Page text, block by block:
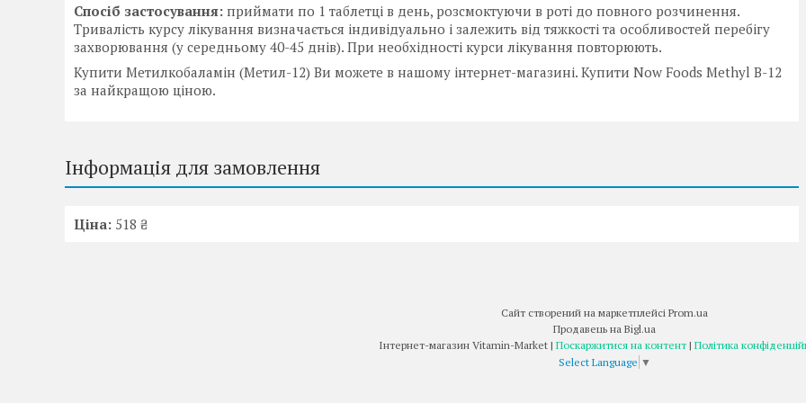
Спосіб застосування: приймати по 1 таблетці в день, розсмоктуючи в роті до повного розчинення.
Тривалість курсу лікування визначається індивідуально і залежить від тяжкості та особливостей перебігу
захворювання (у середньому 40-45 днів). При необхідності курси лікування повторюють.
Купити Метилкобаламін (Метил-12) Ви можете в нашому інтернет-магазині. Купити Now Foods Methyl B-12
за найкращою ціною.
Інформація для замовлення
Ціна: 518 ₴
Сайт створений на маркетплейсі Prom.ua
Продавець на Bigl.ua
Інтернет-магазин Vitamin-Market | Поскаржитися на контент | Політика
Select Language ▼